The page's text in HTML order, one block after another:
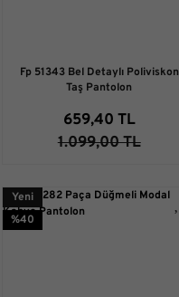
Fp 51343 Bel Detaylı Poliviskon
Taş Pantolon
659,40 TL
1.099,00 TL
Yeni
%40